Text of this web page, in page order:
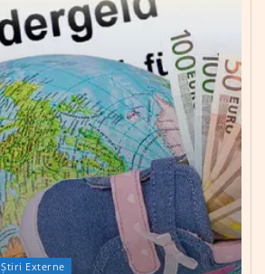
Știri Externe